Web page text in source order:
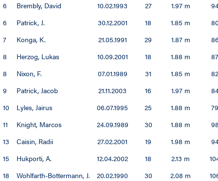
94 / 95
92 / 93
89 / 90
87 / 88
6
Brembly, David 10.02.1993 27 1.97 m
6
Patrick, J. 30.12.2001 18 1.85 m
7
Konga, K. 21.05.1991 29 1.87 m
8
Herzog, Lukas 10.09.2001 18 1.88 m
8
Nixon, F. 07.01.1989 31 1.85 m
9
Patrick, Jacob 21.11.2003 16 1.97 m
10
Lyles, Jairus 06.07.1995 25 1.88 m
11
Knight, Marcos 24.09.1989 30 1.88 m
13
Caisin, Radii 27.02.2001 19 1.98 m
15
Hukporti, A. 12.04.2002 18 2.13 m
18
Wohlfarth-Bottermann, J. 20.02.1990 30 2.08 m